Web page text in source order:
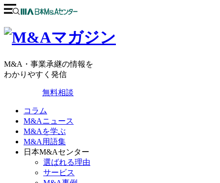
M&A・事業承継の情報を
わかりやすく発信
無料相談
コラム
M&Aニュース
M&Aを学ぶ
M&A用語集
日本M&Aセンター
選ばれる理由
サービス